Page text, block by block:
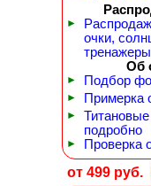
►
очки,
тренажеры
Об
► Подбор
► Примерка
►
подробно
► Проверка
от 499 руб.